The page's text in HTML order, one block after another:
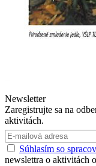
Newsletter
Zaregistrujte sa na
aktivitách.
Súhlasím so
newslettra o aktivitách